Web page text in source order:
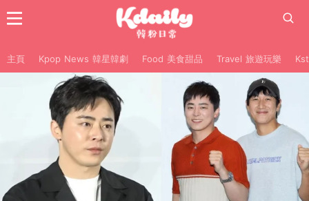
主頁 Kpop News 韓星韓劇 Food 美食甜品 Travel 旅遊玩樂